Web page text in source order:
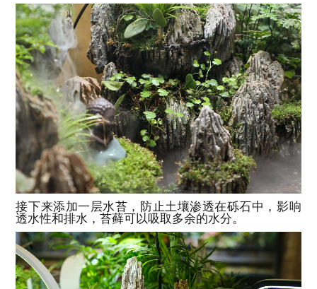
接下来添加一层水苔，防止土壤渗透在砾石中，影响
透水性和排水，苔藓可以吸取多余的水分。